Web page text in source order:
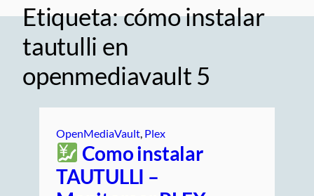
Etiqueta:cómo instalar
tautulli en
openmediavault 5
OpenMediaVault Plex
Como instalar
TAUTULLI –